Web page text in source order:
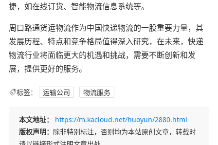
捷，如在线订货、智能物流信息系统等。
周口路通货运物流作为中国快递物流的一股重要力量，其
发展历程、特点和竞争格局值得深入研究，在未来，快递
物流行业将面临更大的机遇和挑战，需要不断创新和发
展，提供更好的服务。
标签： 运输公司 物流服务
本文地址：
https://m.kacloud.net/huoyun/2880.html
版权声明： 除非特别标注，否则均为本站原创文章，转载时